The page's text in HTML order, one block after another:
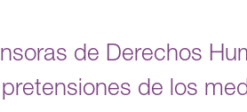
de Derechos
de los